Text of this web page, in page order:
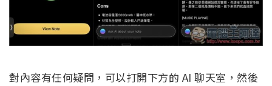
對內容有任何疑問，可以打開下方的 AI 聊天室，然後